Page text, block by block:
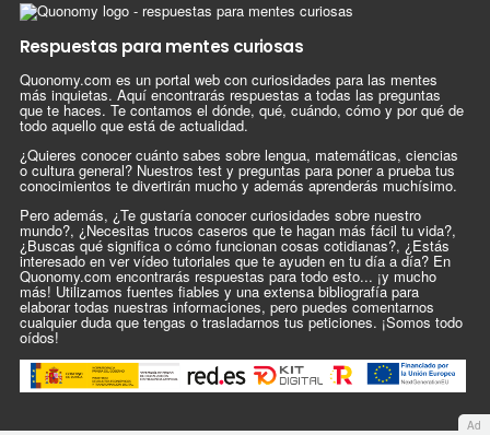
Respuestas para mentes curiosas
Quonomy.com es un portal web con curiosidades para las mentes
más inquietas. Aquí encontrarás respuestas a todas las preguntas
que te haces. Te contamos el dónde, qué, cuándo, cómo y por qué de
todo aquello que está de actualidad.
¿Quieres conocer cuánto sabes sobre lengua, matemáticas, ciencias
o cultura general? Nuestros test y preguntas para poner a prueba tus
conocimientos te divertirán mucho y además aprenderás muchísimo.
Pero además, ¿Te gustaría conocer curiosidades sobre nuestro
mundo?, ¿Necesitas trucos caseros que te hagan más fácil tu vida?,
¿Buscas qué significa o cómo funcionan cosas cotidianas?, ¿Estás
interesado en ver vídeo tutoriales que te ayuden en tu día a día? En
Quonomy.com encontrarás respuestas para todo esto... ¡y mucho
más! Utilizamos fuentes fiables y una extensa bibliografía para
elaborar todas nuestras informaciones, pero puedes comentarnos
cualquier duda que tengas o trasladarnos tus peticiones. ¡Somos todo
oídos!
Ad